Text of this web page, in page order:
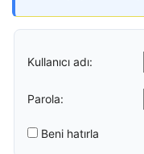
Kullanıcı adı:
Parola:
Beni hatırla